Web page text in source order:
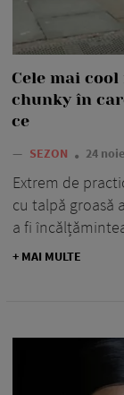
Cele mai
chunky în
ce
— SEZON 24
Extrem de
cu talpă groasă
a fi
+ MAI MULTE